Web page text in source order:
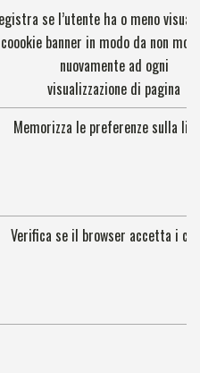
se l’utente ha o meno
coookie banner in modo da non
nuovamente ad ogni
visualizzazione di pagina
Memorizza le preferenze sulla
Verifica se il browser accetta i